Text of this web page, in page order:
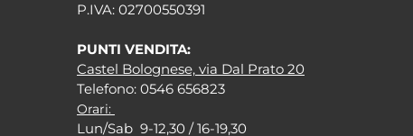
P.IVA: 02700550391
PUNTI VENDITA:
Castel Bolognese, via Dal Prato 20
Telefono: 0546 656823
Orari:
Lun/Sab 9-12,30 / 16-19,30